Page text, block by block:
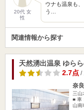
20代 女
性
ウナも温泉も
う…
関連情報から探す
天然湧出温泉 ゆら
2.7点/
奈
三山
■ 車
山南